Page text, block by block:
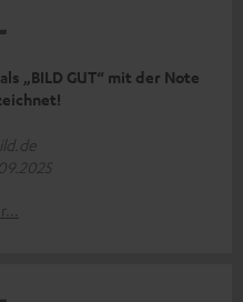
„BILD GUT“ mit der Note